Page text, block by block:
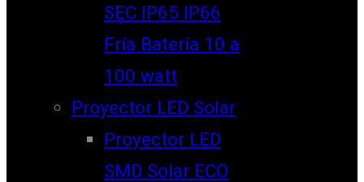
SEC IP65 IP66
Fría Batería 10 a
100 watt
Proyector LED Solar
Proyector LED
SMD Solar ECO